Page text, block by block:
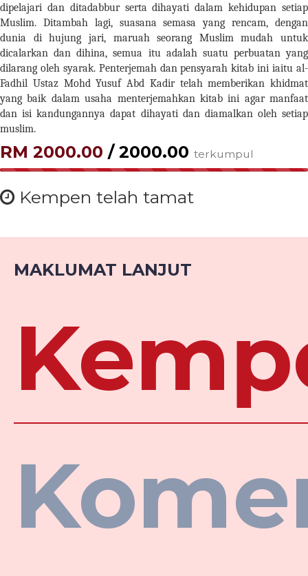
dipelajari dan ditadabbur serta dihayati dalam kehidupan setiap
Muslim. Ditambah lagi, suasana semasa yang rencam, dengan
dunia di hujung jari, maruah seorang Muslim mudah untuk
dicalarkan dan dihina, semua itu adalah suatu perbuatan yang
dilarang oleh syarak. Penterjemah dan pensyarah kitab ini iaitu al-
Fadhil Ustaz Mohd Yusuf Abd Kadir telah memberikan khidmat
yang baik dalam usaha menterjemahkan kitab ini agar manfaat
dan isi kandungannya dapat dihayati dan diamalkan oleh setiap
muslim.
RM 2000.00 / 2000.00 terkumpul
100.00%
Kempen telah tamat
MAKLUMAT LANJUT